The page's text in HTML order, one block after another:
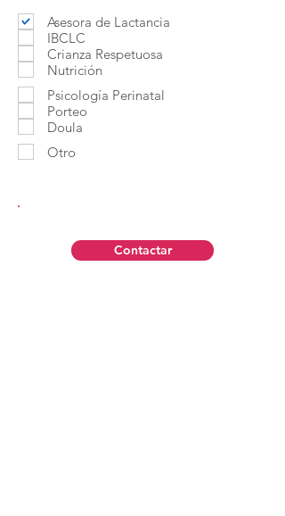
Asesora de Lactancia
IBCLC
Crianza Respetuosa
Nutrición
Psicología Perinatal
Porteo
Doula
Otro
Contactar